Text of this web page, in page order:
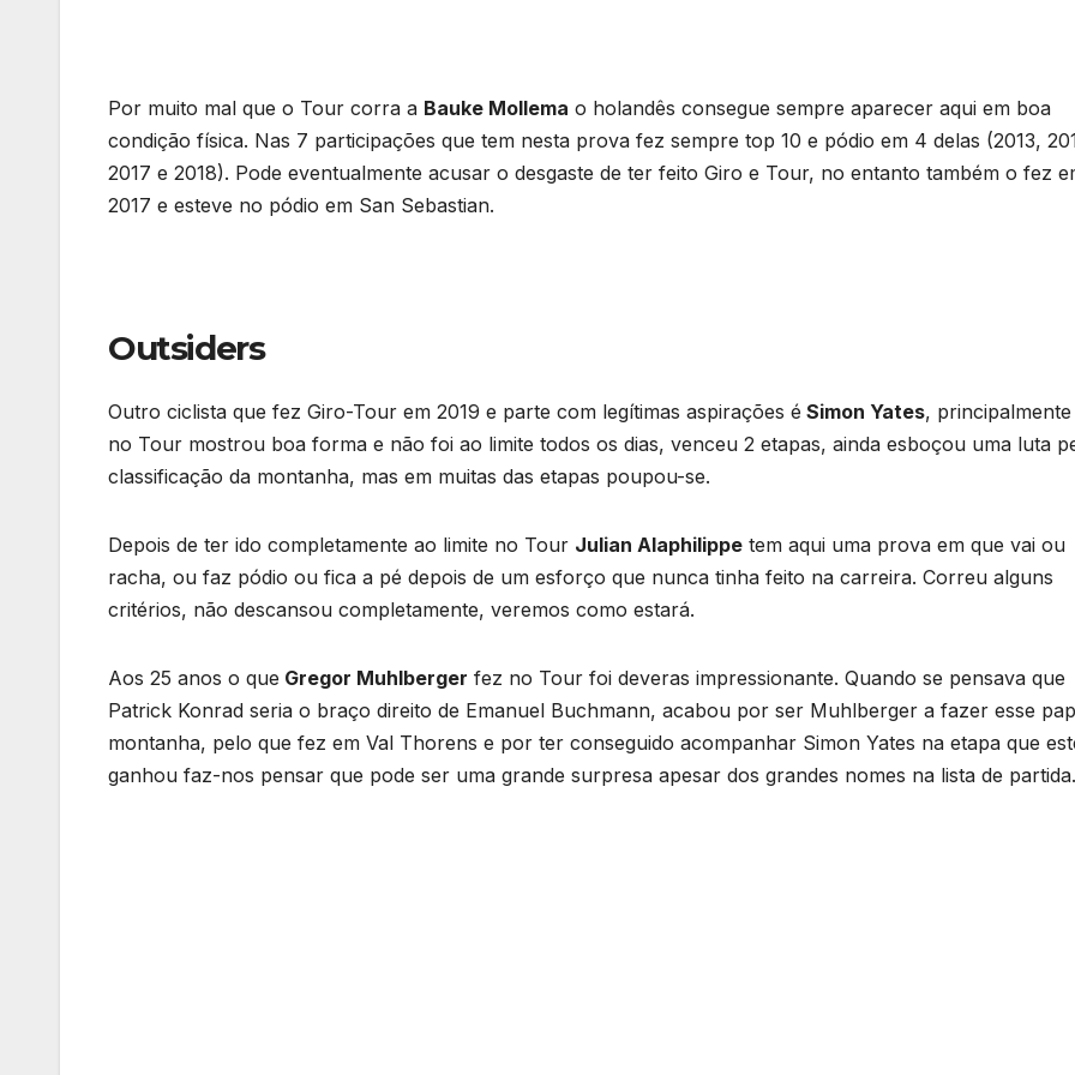
Por muito mal que o Tour corra a Bauke Mollema o holandês consegue sempre aparecer aqui em boa
condição física. Nas 7 participações que tem nesta prova fez sempre top 10 e pódio em 4 delas (2013,
2017 e 2018). Pode eventualmente acusar o desgaste de ter feito Giro e Tour, no entanto também o fez
2017 e esteve no pódio em San Sebastian.
Outsiders
Outro ciclista que fez Giro-Tour em 2019 e parte com legítimas aspirações é Simon Yates,
no Tour mostrou boa forma e não foi ao limite todos os dias, venceu 2 etapas, ainda esboçou uma luta
classificação da montanha, mas em muitas das etapas poupou-se.
Depois de ter ido completamente ao limite no Tour Julian Alaphilippe tem aqui uma prova em que vai ou
racha, ou faz pódio ou fica a pé depois de um esforço que nunca tinha feito na carreira. Correu alguns
critérios, não descansou completamente, veremos como estará.
Aos 25 anos o que Gregor Muhlberger fez no Tour foi deveras impressionante. Quando se pensava que
Patrick Konrad seria o braço direito de Emanuel Buchmann, acabou por ser Muhlberger a fazer esse
montanha, pelo que fez em Val Thorens e por ter conseguido acompanhar Simon Yates na etapa que
ganhou faz-nos pensar que pode ser uma grande surpresa apesar dos grandes nomes na lista de partida.